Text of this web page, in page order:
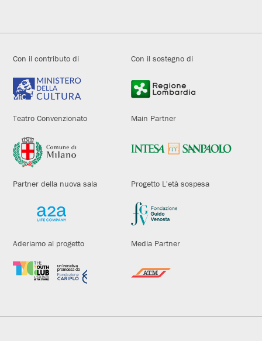
Con il contributo di Con il sostegno di
Teatro Convenzionato Main Partner
Partner della nuova sala Progetto L'età sospesa
Aderiamo al progetto Media Partner